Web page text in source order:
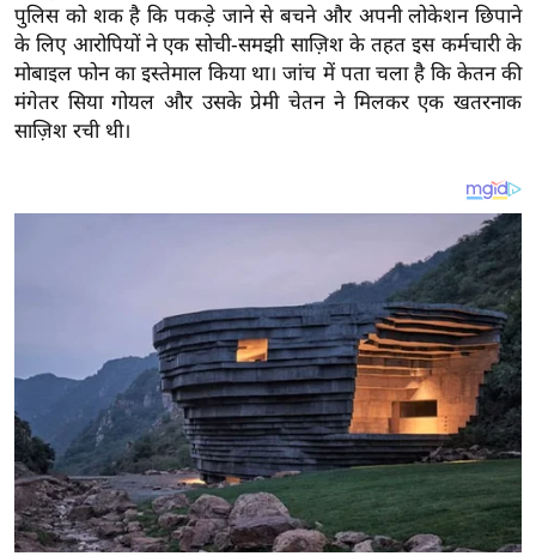
ब
ज
ट
खे
ल
के
2
2
6
क्रा
इ
पुलिस को शक है कि पकड़े जाने से बचने और अपनी लोकेशन छिपाने
के लिए आरोपियों ने एक सोची-समझी साज़िश के तहत इस कर्मचारी के
मोबाइल फोन का इस्तेमाल किया था।जांच में पता चला है कि केतन की
मंगेतर सिया गोयल और उसके प्रेमी चेतन ने मिलकर एक खतरनाक
साज़िश रची थी।